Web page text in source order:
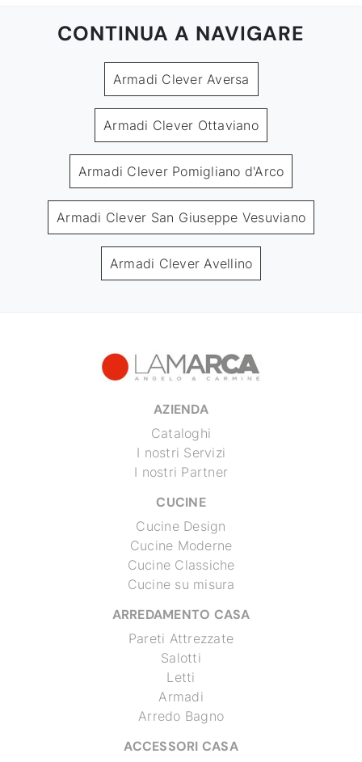
CONTINUA A NAVIGARE
Armadi Clever Aversa
Armadi Clever Ottaviano
Armadi Clever Pomigliano d'Arco
Armadi Clever San Giuseppe Vesuviano
Armadi Clever Avellino
AZIENDA
Cataloghi
I nostri Servizi
I nostri Partner
CUCINE
Cucine Design
Cucine Moderne
Cucine Classiche
Cucine su misura
ARREDAMENTO CASA
Pareti Attrezzate
Salotti
Letti
Armadi
Arredo Bagno
ACCESSORI CASA